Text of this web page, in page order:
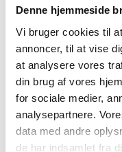
Denne hjemmeside
Vi bruger cookies til
annoncer, til at vise
at analysere vores
din brug af vores
for sociale medier,
analysepartnere.
data med andre
de har indsamlet fra
Hurtigt
Faste
Stort
Vi